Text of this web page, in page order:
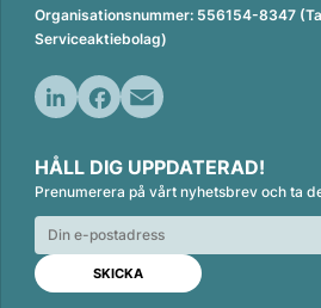
Organisationsnummer: 556154-8347
Serviceaktiebolag)
n
k
e
d
n
c
e
b
o
o
k
a
i
l
HÅLL DIG UPPDATERAD!
Prenumerera på vårt nyhetsbrev och ta